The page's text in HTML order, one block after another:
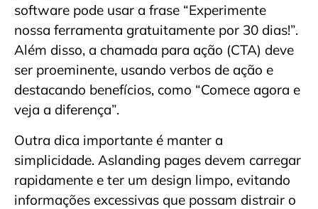
software pode usar a frase “Experimente
nossa ferramenta gratuitamente por 30 dias!”.
Além disso, a chamada para ação (CTA) deve
ser proeminente, usando verbos de ação e
destacando benefícios, como “Comece agora e
veja a diferença”.
Outra dica importante é manter a
simplicidade. Aslanding pages devem carregar
rapidamente e ter um design limpo, evitando
informações excessivas que possam distrair o